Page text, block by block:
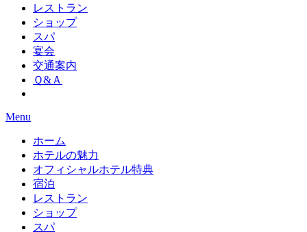
レストラン
ショップ
スパ
宴会
交通案内
Ｑ&Ａ
Menu
ホーム
ホテルの魅力
オフィシャルホテル特典
宿泊
レストラン
ショップ
スパ